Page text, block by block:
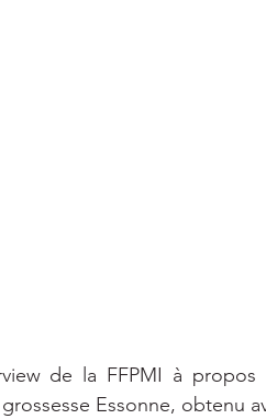
de la FFPMI à
Essonne, obtenu